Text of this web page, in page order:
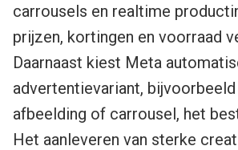
carrousels en realtime
prijzen, kortingen en voorraad
Daarnaast kiest Meta
advertentievariant,
afbeelding of carrousel, het
Het aanleveren van sterke